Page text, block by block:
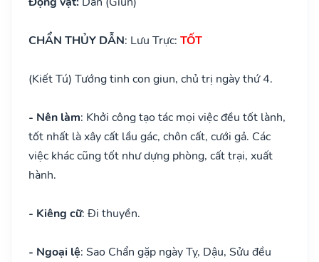
CHẨN THỦY DẪN: Lưu Trực: TỐT
(Kiết Tú) Tướng tinh con giun, chủ trị ngày thứ 4.
- Nên làm: Khởi công tạo tác mọi việc đều tốt lành,
tốt nhất là xây cất lầu gác, chôn cất, cưới gả. Các
việc khác cũng tốt như dựng phòng, cất trại, xuất
hành.
- Kiêng cữ: Đi thuyền.
- Ngoại lệ: Sao Chẩn gặp ngày Tỵ, Dậu, Sửu đều